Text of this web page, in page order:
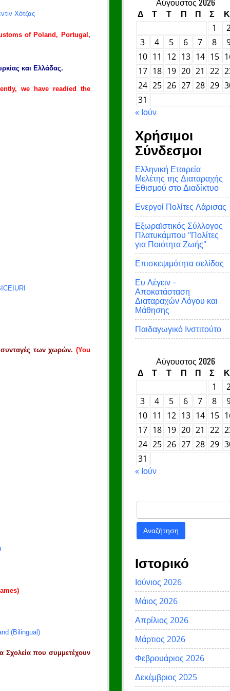
Χότζας
of Poland, Portugal,
και Ελλάδας.
we have readied the
συνταγές των χωρών. (You
(Bilingual)
Σχολεία που συμμετέχουν
Δ Τ Τ Π Π Σ
Κ
1
3
4 5 6 7 8
10 11 12 13 14 15
17 18 19 20 21 22
24 25 26 27 28 29
31
« Ιούν
Χρήσιμοι
Σύνδεσμοι
Ελληνική Εταιρεία
Μελέτης της Διαταραχής
Εθισμού στο Διαδίκτυο
Ενεργοί Πολίτες Λάρισας
Εξωραϊστικός Σύλλογος
Πλατυκάμπου "Πολίτες
για Ποιότητα Ζωής"
Επισκεψιμότητα σελίδας
Ευ Λέγειν –
Αποκατάσταση
Διαταραχών Λόγου και
Μάθησης
Παιδαγωγικό Ινστιτούτο
Αύγουστος 2026
Δ Τ Τ Π Π Σ
Κ
1
3
4 5 6 7 8
10 11 12 13 14 15
17 18 19 20 21 22
24 25 26 27 28 29
31
« Ιούν
Αναζήτηση
Ιστορικό
Ιούνιος 2026
Μάιος 2026
Απρίλιος 2026
Μάρτιος 2026
Φεβρουάριος 2026
Δεκέμβριος 2025